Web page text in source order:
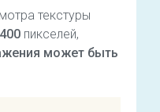
текстуры
пикселей,
может быть